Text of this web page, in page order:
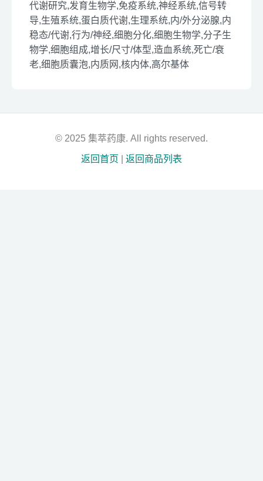
代谢研究,发育生物学,免疫系统,神经系统,信号转
导,生殖系统,蛋白质代谢,生理系统,内/外分泌腺,内
稳态/代谢,行为/神经,细胞分化,细胞生物学,分子生
物学,细胞组成,增长/尺寸/体型,造血系统,死亡/衰
老,细胞质囊泡,内质网,核内体,高尔基体
© 2025 集萃药康. All rights reserved.
返回首页 返回商品列表